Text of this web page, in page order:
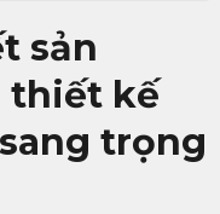
sản
thiết kế
trọng